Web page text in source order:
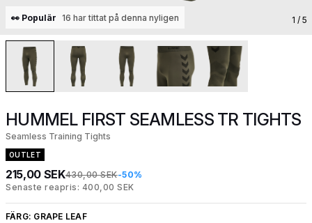
👀 Populär 16 har tittat på denna nyligen 1 / 5
HUMMEL FIRST SEAMLESS TR TIGHTS
Seamless Training Tights
OUTLET
215,00 SEK430,00 SEK-50%
Senaste reapris: 400,00 SEK
FÄRG: GRAPE LEAF